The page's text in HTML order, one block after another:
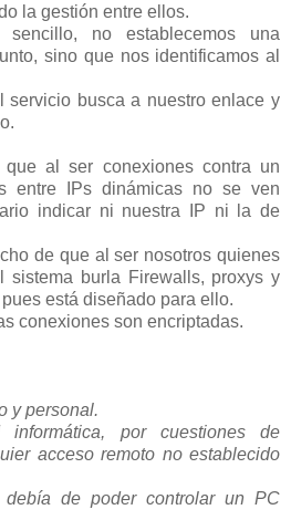
la gestión entre ellos.
sencillo, no establecemos una
sino que nos identificamos al
servicio busca a nuestro enlace y
al ser conexiones contra un
entre IPs dinámicas no se ven
indicar ni nuestra IP ni la de
de que al ser nosotros quienes
sistema burla Firewalls, proxys y
está diseñado para ello.
conexiones son encriptadas.
y personal.
por cuestiones de
acceso remoto no establecido
de poder controlar un PC